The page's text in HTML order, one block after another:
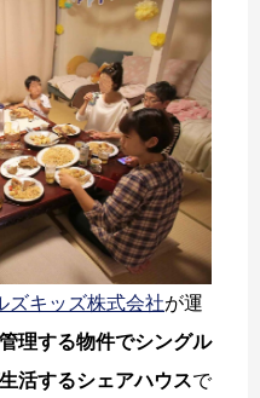
ズキッズ株式会社が運
理する物件でシングル
活するシェアハウスで